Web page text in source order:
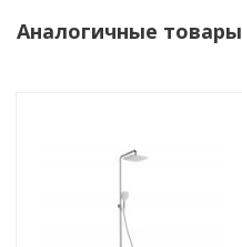
Аналогичные товары